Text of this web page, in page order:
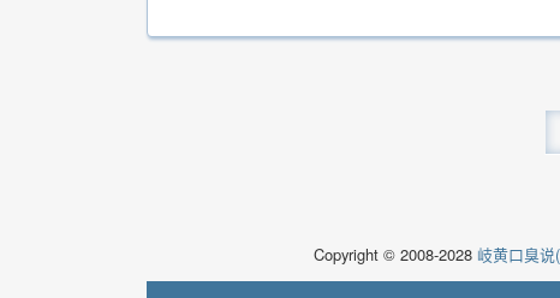
Copyright © 2008-2028 岐黄口臭说